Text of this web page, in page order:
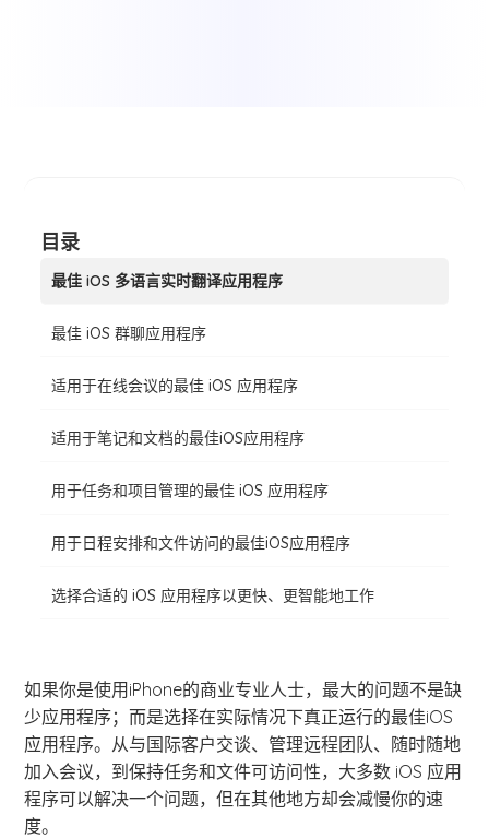
目录
最佳 iOS 多语言实时翻译应用程序
最佳 iOS 群聊应用程序
适用于在线会议的最佳 iOS 应用程序
适用于笔记和文档的最佳iOS应用程序
用于任务和项目管理的最佳 iOS 应用程序
用于日程安排和文件访问的最佳iOS应用程序
选择合适的 iOS 应用程序以更快、更智能地工作
如果你是使用iPhone的商业专业人士，最大的问题不是缺
少应用程序；而是选择在实际情况下真正运行的最佳iOS
应用程序。从与国际客户交谈、管理远程团队、随时随地
加入会议，到保持任务和文件可访问性，大多数 iOS 应用
程序可以解决一个问题，但在其他地方却会减慢你的速
度。